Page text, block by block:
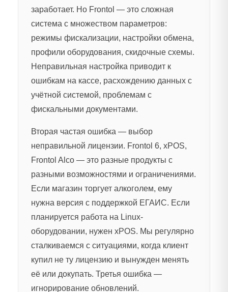
заработает. Но Frontol — это сложная
система с множеством параметров:
режимы фискализации, настройки обмена,
профили оборудования, скидочные схемы.
Неправильная настройка приводит к
ошибкам на кассе, расхождению данных с
учётной системой, проблемам с
фискальными документами.
Вторая частая ошибка — выбор
неправильной лицензии. Frontol 6, xPOS,
Frontol Alco — это разные продукты с
разными возможностями и ограничениями.
Если магазин торгует алкоголем, ему
нужна версия с поддержкой ЕГАИС. Если
планируется работа на Linux-
оборудовании, нужен xPOS. Мы регулярно
сталкиваемся с ситуациями, когда клиент
купил не ту лицензию и вынужден менять
её или докупать. Третья ошибка —
игнорирование обновлений.